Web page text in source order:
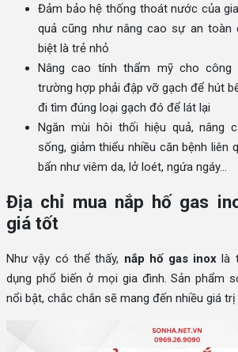
Đảm bảo hệ thống thoát nước của
quả cũng như nâng cao sự an toàn
biệt là trẻ nhỏ
Nâng cao tính thẩm mỹ cho công
trường hợp phải đập vỡ gạch để hút
đi tìm đúng loại gạch đó để lát lại
Ngăn mùi hôi thối hiệu quả, nâng
sống, giảm thiểu nhiều căn bệnh liên
bẩn như viêm da, lở loét, ngứa ngáy…
Địa chỉ mua nắp hố gas
giá tốt
Như vậy có thể thấy, nắp hố gas inoxlà
dụng phổ biến ở mọi gia đình. Sản phẩm
nổi bật, chắc chắn sẽ mang đến nhiều giá